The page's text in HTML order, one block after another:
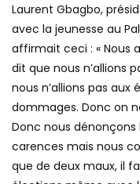
Laurent Gbagbo,
avec la jeunesse au
affirmait ceci : « Nous
dit que nous n’allions
nous n’allions pas
dommages. Donc on
Donc nous dénonçons
carences mais nous
que de deux maux, il